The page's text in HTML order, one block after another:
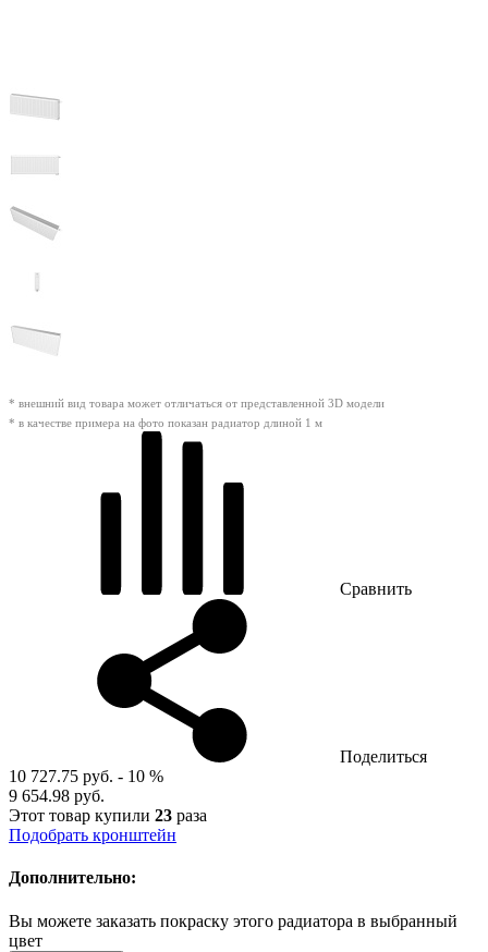
* внешний вид товара может отличаться от представленной 3D модели
* в качестве примера на фото показан радиатор длиной 1 м
Сравнить
Поделиться
10 727.75 руб. - 10 %
9 654.98 руб.
Этот товар купили 23 раза
Подобрать кронштейн
Дополнительно:
Вы можете заказать покраску этого радиатора в выбранный
цвет